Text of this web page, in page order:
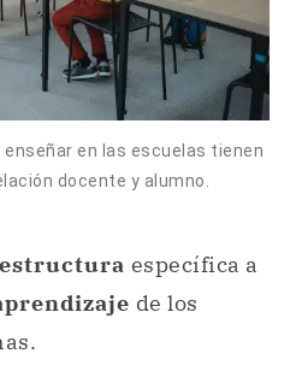
en las escuelas tienen
docente y alumno.
específica a
de los
variados: existen
, donde el
que enseña y